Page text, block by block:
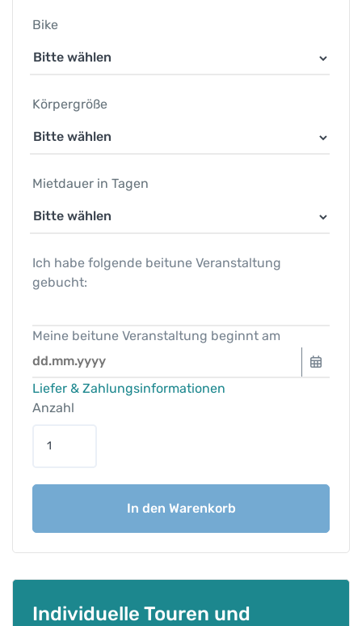
Bike
Körpergröße
Mietdauer in Tagen
Ich habe folgende beitune Veranstaltung
gebucht:
Meine beitune Veranstaltung beginnt am
Liefer & Zahlungsinformationen
Anzahl
t
n
e
e
In den Warenkorb
Individuelle Touren und